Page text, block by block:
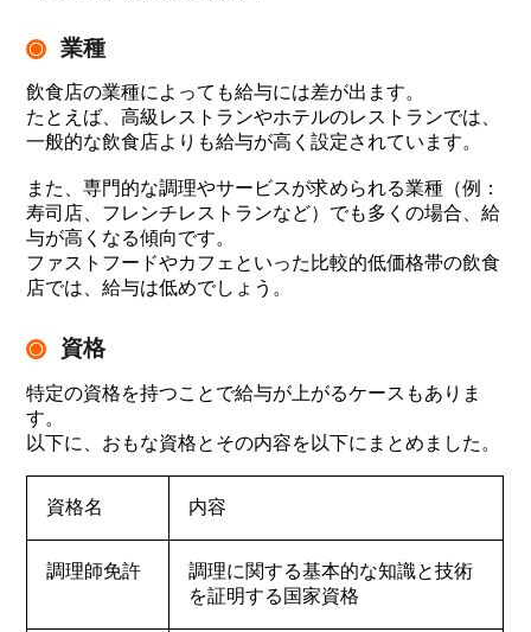
業種
飲食店の業種によっても給与には差が出ます。
たとえば、高級レストランやホテルのレストランでは、
一般的な飲食店よりも給与が高く設定されています。
また、専門的な調理やサービスが求められる業種（例：
寿司店、フレンチレストランなど）でも多くの場合、給
与が高くなる傾向です。
ファストフードやカフェといった比較的低価格帯の飲食
店では、給与は低めでしょう。
資格
特定の資格を持つことで給与が上がるケースもありま
す。
以下に、おもな資格とその内容を以下にまとめました。
資格名 内容
調理師免許
調理に関する基本的な知識と技術
を証明する国家資格